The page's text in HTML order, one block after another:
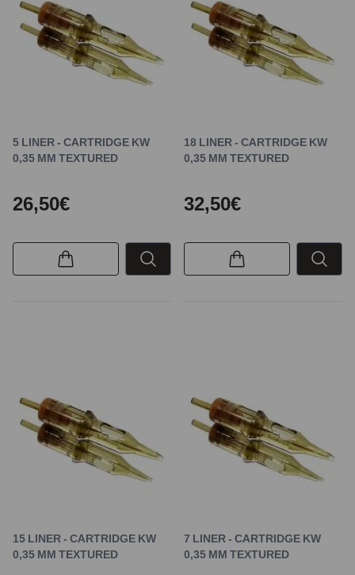
5 LINER - CARTRIDGE KW
0,35 MM TEXTURED
26,50€
18 LINER - CARTRIDGE KW
0,35 MM TEXTURED
32,50€
15 LINER - CARTRIDGE KW
0,35 MM TEXTURED
7 LINER - CARTRIDGE KW
0,35 MM TEXTURED